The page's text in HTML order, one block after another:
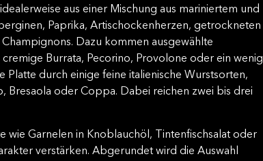
aus einer Mischung aus mariniertem und
Paprika, Artischockenherzen, getrockneten
Dazu kommen ausgewählte
Burrata, Pecorino, Provolone oder ein wenig
Platte durch einige feine italienische Wurstsorten,
Bresaola oder Coppa. Dabei reichen zwei bis drei
wie Garnelen in Knoblauchöl, Tintenfischsalat oder
verstärken. Abgerundet wird die Auswahl